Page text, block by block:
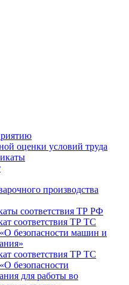
оценки условий труда
производства
соответствия ТР РФ
соответствия ТР ТС
безопасности машин и
соответствия ТР ТС
безопасности
для работы во